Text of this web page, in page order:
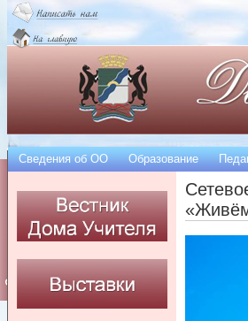
Сведения об OO Образование